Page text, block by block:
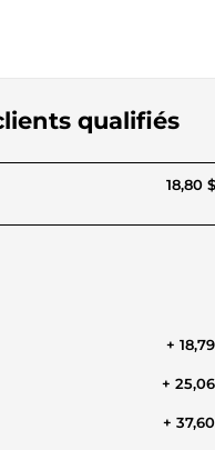
qualifiés
18,80
+
+
+